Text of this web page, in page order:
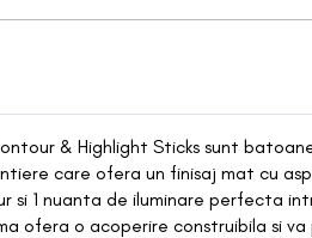
Concierge
Reduceri
Blush
Iluminator
Pudra
COSRX
Dr Jart+
& Highlight Sticks sunt
care ofera un finisaj mat cu
si 1 nuanta de iluminare perfecta
ofera o acoperire construibila si va